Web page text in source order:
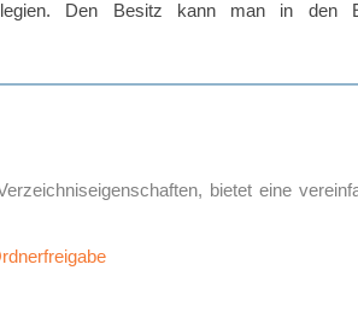
Den Besitz kann man in den
bietet eine